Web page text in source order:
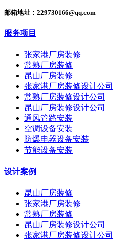
邮箱地址：229730166@qq.com
服务项目
张家港厂房装修
常熟厂房装修
昆山厂房装修
张家港厂房装修设计公司
常熟厂房装修设计公司
昆山厂房装修设计公司
通风管路安装
空调设备安装
防爆电器设备安装
节能设备安装
设计案例
昆山厂房装修
张家港厂房装修
常熟厂房装修
昆山厂房装修设计公司
张家港厂房装修设计公司